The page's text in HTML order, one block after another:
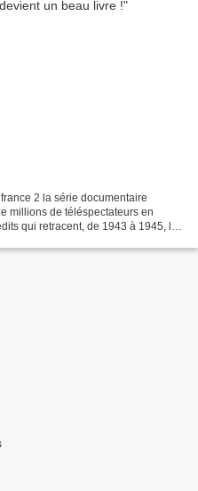
2 la série documentaire
millions de téléspectateurs en
qui retracent, de 1943 à 1945, les